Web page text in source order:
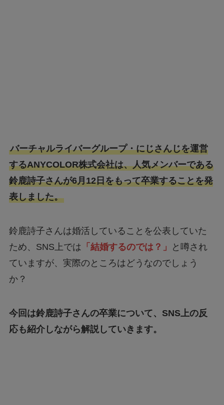
バーチャルライバーグループ・にじさんじを運営
するANYCOLOR株式会社は、人気メンバーである
鈴鹿詩子さんが6月12日をもって卒業することを発
表しました。
鈴鹿詩子さんは婚活していることを公表していた
ため、SNS上では 「結婚するのでは？」
と噂され
ていますが、実際のところはどうなのでしょう
か？
今回は鈴鹿詩子さんの卒業について、SNS上の反
応も紹介しながら解説していきます。